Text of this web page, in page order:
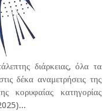
διάρκειας, όλα τα
δέκα αναμετρήσεις της
κορυφαίας κατηγορίας